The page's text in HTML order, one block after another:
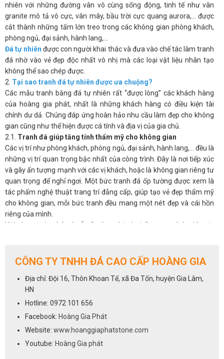
nhiên với những đường vân vô cùng sống động, tinh tế như vân
granite mô tả vô cực, vân mây, bầu trời cực quang aurora,… được
cắt thành những tấm lớn treo trong các không gian phòng khách,
phòng ngủ, đại sảnh, hành lang,…
Đá tự nhiên được con người khai thác và đưa vào chế tác làm tranh
đá nhờ vào vẻ đẹp độc nhất vô nhị mà các loại vật liệu nhân tạo
không thể sao chép được.
2. Tại sao tranh đá tự nhiên được ưa chuộng?
Các mẫu tranh bằng đá tự nhiên rất “được lòng” các khách hàng
của hoàng gia phát, nhất là những khách hàng có điều kiện tài
chính dư dả. Chúng đáp ứng hoàn hảo nhu cầu làm đẹp cho không
gian cũng như thể hiện được cá tính và địa vị của gia chủ.
2.1. Tranh đá giúp tăng tính thẩm mỹ cho không gian
Các vị trí như phòng khách, phòng ngủ, đại sảnh, hành lang,… đều là
những vị trí quan trọng bậc nhất của công trình. Đây là nơi tiếp xúc
và gây ấn tượng mạnh với các vị khách, hoặc là không gian riêng tư
quan trọng để nghỉ ngơi. Một bức tranh đá ốp tường được xem là
tác phẩm nghệ thuật trang trí đẳng cấp, giúp tạo vẻ đẹp thẩm mỹ
cho không gian, mỗi bức tranh đều mang một nét đẹp và cái hồn
riêng của mình.
Với những gia chủ có sẵn “máu nghệ thuật” trong mình, thì một
2.2.Tranh đá giúp điều hòa phong thủy cho phòng khách
nghĩa phong thủy, có thể tác động đến âm dương ngũ hành và làm
thay đổi vận khí trong nhà. Được hình thành hoàn toàn từ tự nhiên,
nên có tác dụng tạo không gian thoáng đãng, mở rộng tầm nhìn,
đem đến nguồn năng lượng tích cực, an nhiên cho các thành viên
Người ta quan niệm, khi chọn tranh đá tự nhiên có màu sắc hợp với
mệnh còn mang đến may mắn, tài lộc, hóa giải những xui xẻo, giúp
CÔNG TY TNHH ĐÁ CAO CẤP HOÀNG GIA
Địa chỉ: Đội 16, Thôn Khoan Tế, xã Đa Tốn, huyện Gia Lâm,
HN
Hotline: 0972 101 656
Facebook: Hoàng Gia Phát
Website: www.hoanggiaphatstone.com
Youtube: Hoàng Gia phát